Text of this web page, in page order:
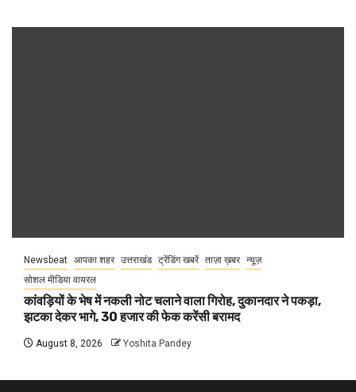
Newsbeat आपका शहर उत्तराखंड ट्रेंडिंग खबरें ताज़ा ख़बर न्यूज़
सोशल मीडिया वायरल
कांवड़ियों के भेष में नकली नोट चलाने वाला गिरोह, दुकानदार ने पकड़ा,
झटका देकर भागे, 30 हजार की फेक करेंसी बरामद
August 8, 2026 Yoshita Pandey